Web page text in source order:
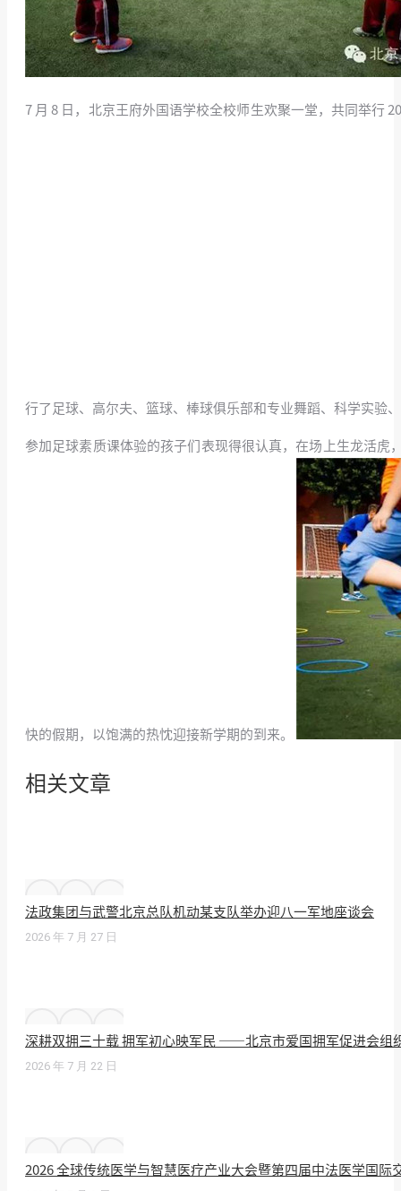
7 月 8 日，北京王府外国语学校全校师生欢聚一堂，共同举行
行了足球、高尔夫、篮球、棒球俱乐部和专业舞蹈、科学实验
参加足球素质课体验的孩子们表现得很认真，在场上生龙活
快的假期，以饱满的热忱迎接新学期的到来。
相关文章
法政集团与武警北京总队机动某支队举办迎八一军地座谈会
2026 年 7 月 27 日
深耕双拥三十载 拥军初心映军民 ——北京市爱国拥军促进会组
2026 年 7 月 22 日
2026 全球传统医学与智慧医疗产业大会暨第四届中法医学国际